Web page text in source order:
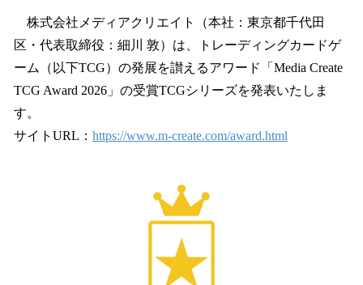
！
読
み
み
中
株式会社メディアクリエイト（本社：東京都千代田
区・代表取締役：細川 敦）は、トレーディングカードゲ
ーム（以下TCG）の発展を讃えるアワード「Media Create
TCG Award 2026」の受賞TCGシリーズを発表いたしま
す。
サイトURL： https://www.m-create.com/award.html